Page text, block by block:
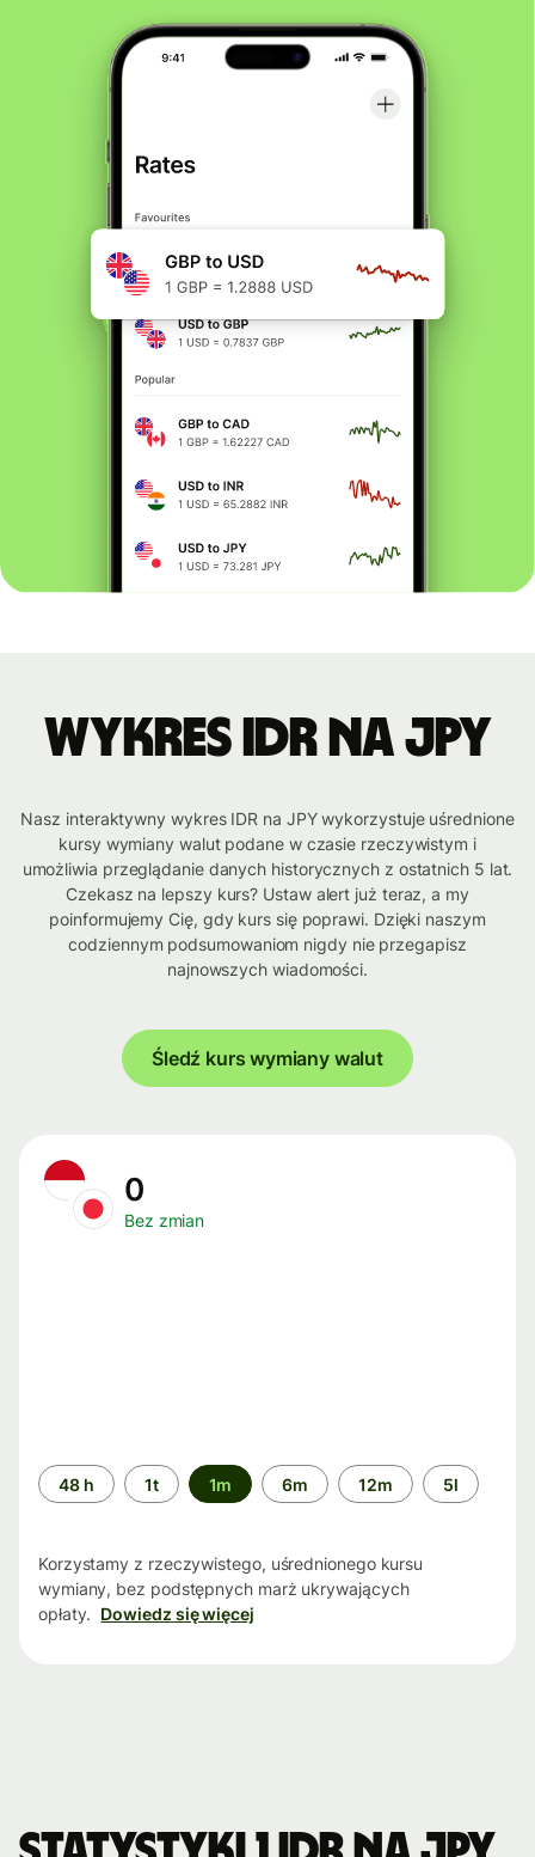
Wykres IDR na JPY
Nasz interaktywny wykres IDR na JPY wykorzystuje uśrednione
kursy wymiany walut podane w czasie rzeczywistym i
umożliwia przeglądanie danych historycznych z ostatnich 5 lat.
Czekasz na lepszy kurs? Ustaw alert już teraz, a my
poinformujemy Cię, gdy kurs się poprawi. Dzięki naszym
codziennym podsumowaniom nigdy nie przegapisz
najnowszych wiadomości.
Śledź kurs wymiany walut
0
Bez zmian
Przedział
czasu
48 h 1t 1m 6m 12m 5l
Korzystamy z rzeczywistego, uśrednionego kursu
wymiany, bez podstępnych marż ukrywających
opłaty. Dowiedz się więcej